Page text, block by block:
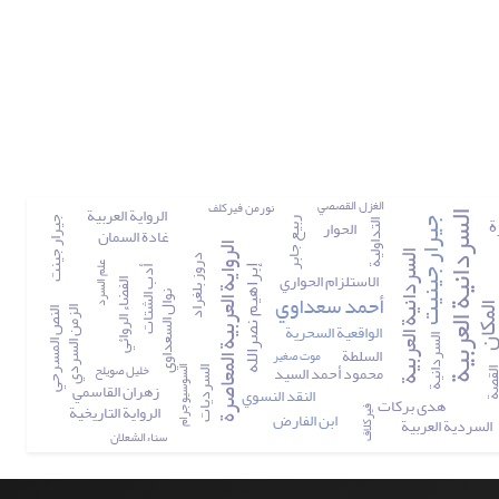
السردانية العربیةجيرار جينيت
السردانیة العربية أحمد سعداوي الرواية العربية المعاصرة المكان إبراهيم نصرالله الاستلزام الحواري
محمود أحمد السید
دروز بلغراد
نوال السعداويأدب الشتات
القصة السردانية السلطة
التداولیة
الفضاء الروائي
هدى بركات
الواقعية السحرية
ربيع جابر
النقد النسوي زهران القاسمي السرديات
النص المسرحي
ابن الفارض
الزمن السردي
غادة السمان جیرار جینت الرواية العربية الحوار
السردية العربية الرواية التاريخية
علم السرد
سناءالشعلان
الغزل القصصي
خليل صويلح
موت صغير
نورمن فیرکلف
فیرکلاف السوسیوجرام